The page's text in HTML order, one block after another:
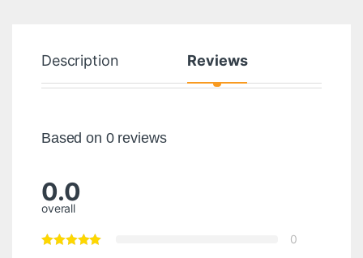
Description Reviews
Based on 0 reviews
0.0
overall
0